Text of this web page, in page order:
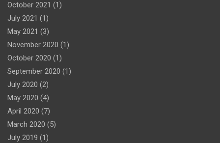
October 2021 (1)
July 2021 (1)
May 2021 (3)
November 2020 (1)
October 2020 (1)
September 2020 (1)
July 2020 (2)
May 2020 (4)
April 2020 (7)
March 2020 (5)
July 2019 (1)